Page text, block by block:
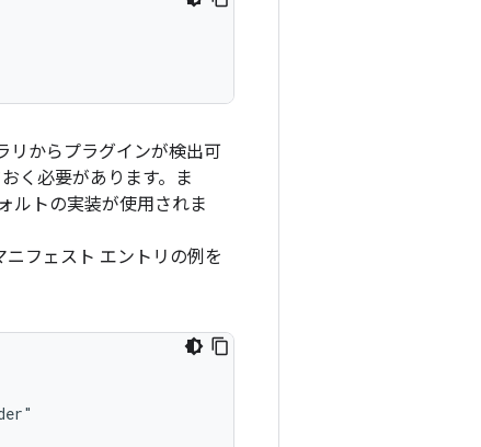
リからプラグインが検出可
く必要があります。ま
ルトの実装が使用されま
フェスト エントリの例を